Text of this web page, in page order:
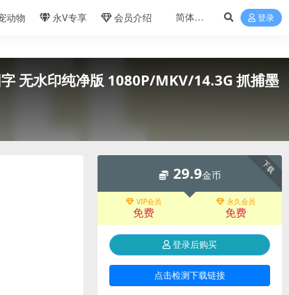
动物 永V专享 会员介绍 登录
无水印纯净版 1080P/MKV/14.3G 抓捕墨
下载
29.9金币
VIP会员
免费
永久会员
免费
登录后购买
点击检测下载链接